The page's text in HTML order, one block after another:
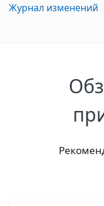
Журнал изменений